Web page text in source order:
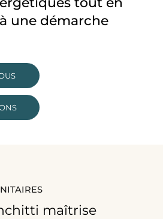
une démarche
maîtrise